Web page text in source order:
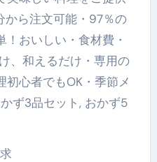
から注文可能・97％の
おいしい・食材費・
、和えるだけ・専用の
心者でもOK・季節メ
ず3品セット, おかず5